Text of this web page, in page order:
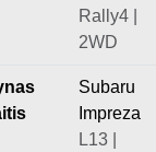
Rally4 |
2WD
Subaru
Impreza
L13 |